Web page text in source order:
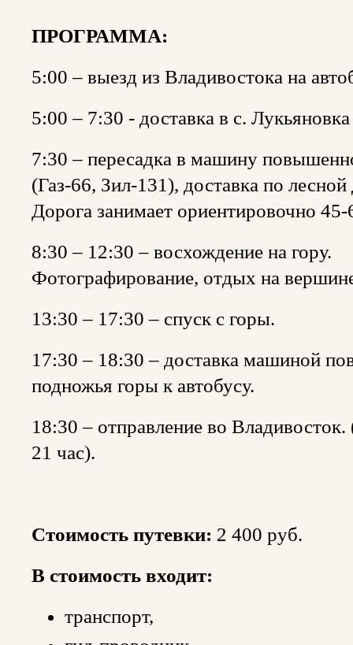
ПРОГРАММА:
5:00 – выезд из Владивостока на
5:00 – 7:30 - доставка в с.
7:30 – пересадка в машину
(Газ-66, Зил-131), доставка по
Дорога занимает ориентировочно
8:30 – 12:30 – восхождение на гору.⠀
Фотографирование, отдых на
13:30 – 17:30 – спуск с горы.⠀
17:30 – 18:30 – доставка машиной
подножья горы к автобусу.⠀
18:30 – отправление во
21 час).
Стоимость путевки: 2 400 руб.
В стоимость входит:
транспорт,